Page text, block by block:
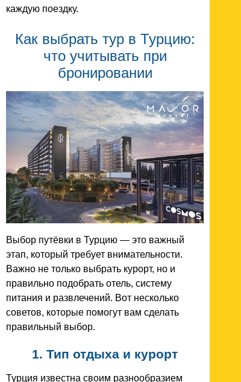
каждую поездку.
Как выбрать тур в Турцию:
что учитывать при
бронировании
Выбор путёвки в Турцию — это важный
этап, который требует внимательности.
Важно не только выбрать курорт, но и
правильно подобрать отель, систему
питания и развлечений. Вот несколько
советов, которые помогут вам сделать
правильный выбор.
1. Тип отдыха и курорт
Турция известна своим разнообразием